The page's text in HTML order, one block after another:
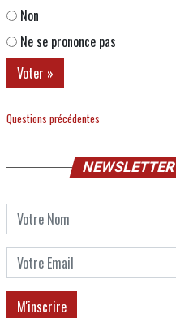
Non
Ne se prononce pas
Questions précédentes
NEWSLETTER